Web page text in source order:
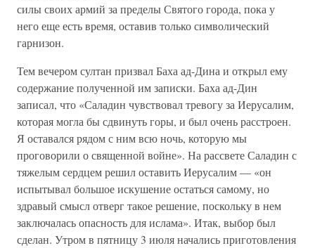
силы своих армий за пределы Святого города, пока у
него еще есть время, оставив только символический
гарнизон.
Тем вечером султан призвал Баха ад-Дина и открыл ему
содержание полученной им записки. Баха ад-Дин
записал, что «Саладин чувствовал тревогу за Иерусалим,
которая могла бы сдвинуть горы, и был очень расстроен.
Я оставался рядом с ним всю ночь, которую мы
проговорили о священной войне». На рассвете Саладин с
тяжелым сердцем решил оставить Иерусалим — «он
испытывал большое искушение остаться самому, но
здравый смысл отверг такое решение, поскольку в нем
заключалась опасность для ислама». Итак, выбор был
сделан. Утром в пятницу 3 июля начались приготовления